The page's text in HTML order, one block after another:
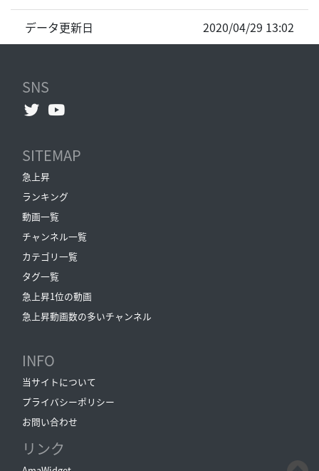
データ更新日 2020/04/29 13:02
SNS
SITEMAP
急上昇
ランキング
動画一覧
チャンネル一覧
カテゴリ一覧
タグ一覧
急上昇1位の動画
急上昇動画数の多いチャンネル
INFO
当サイトについて
プライバシーポリシー
お問い合わせ
リンク